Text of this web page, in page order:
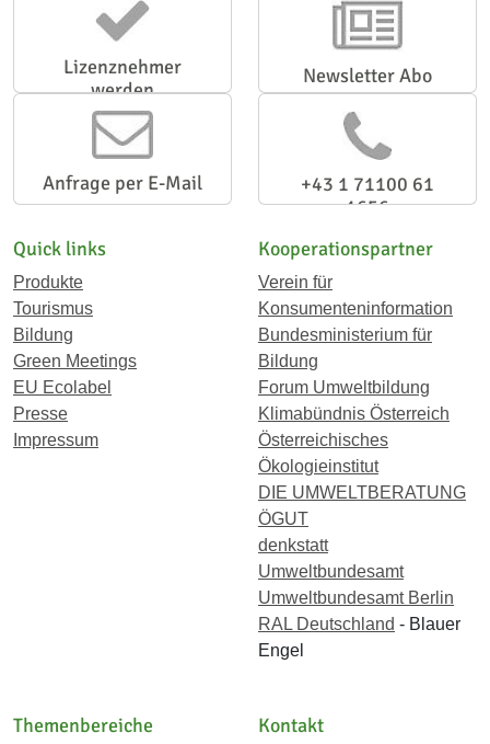
Lizenznehmer
werden
Newsletter Abo
Anfrage per E-Mail
+43 1 71100 61
1656
Quick links
Produkte
Tourismus
Bildung
Green Meetings
EU Ecolabel
Presse
Impressum
Kooperationspartner
Verein für
Konsumenteninformation
Bundesministerium für
Bildung
Forum Umweltbildung
Klimabündnis Österreich
Österreichisches
Ökologieinstitut
DIE UMWELTBERATUNG
ÖGUT
denkstatt
Umweltbundesamt
Umweltbundesamt Berlin
RAL Deutschland - Blauer
Engel
Themenbereiche
Kontakt